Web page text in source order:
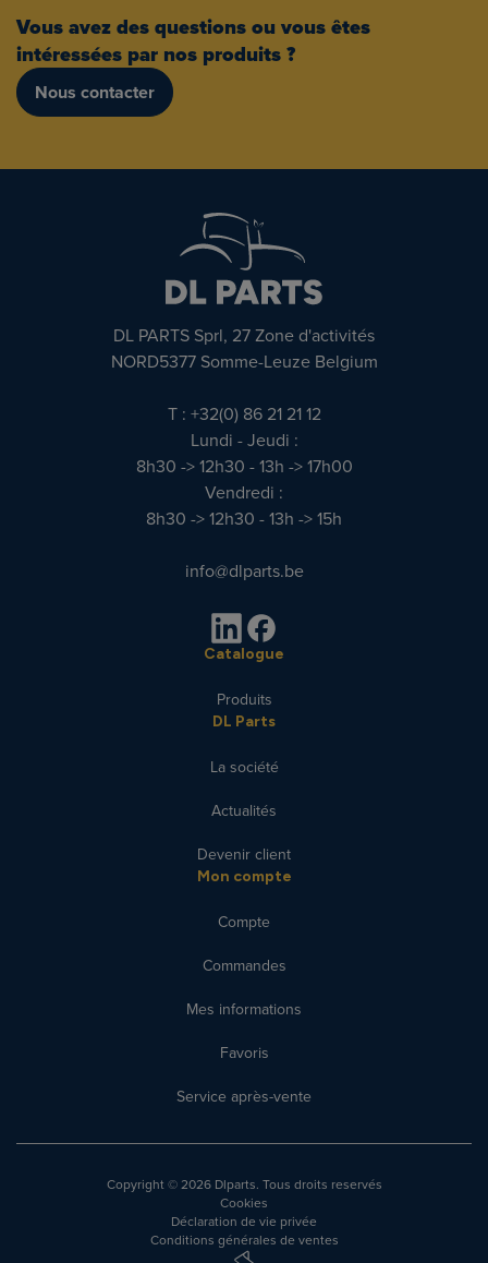
Vous avez des questions ou vous êtes
intéressées par nos produits ?
Nous contacter
DL PARTS Sprl, 27 Zone d'activités
NORD5377 Somme-Leuze Belgium
T : +32(0) 86 21 21 12
Lundi - Jeudi :
8h30 -> 12h30 - 13h -> 17h00
Vendredi :
8h30 -> 12h30 - 13h -> 15h
info@dlparts.be
Catalogue
Produits
DL Parts
La société
Actualités
Devenir client
Mon compte
Compte
Commandes
Mes informations
Favoris
Service après-vente
Copyright© 2026 Dlparts. Tous droits reservés
Cookies
Déclaration de vie privée
Conditions générales de ventes